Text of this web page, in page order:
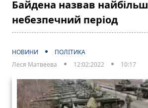
Байдена назвав найбільш
небезпечний період
НОВИНИ
ПОЛІТИКА
Леся Матвеева
12:02:2022 10:17